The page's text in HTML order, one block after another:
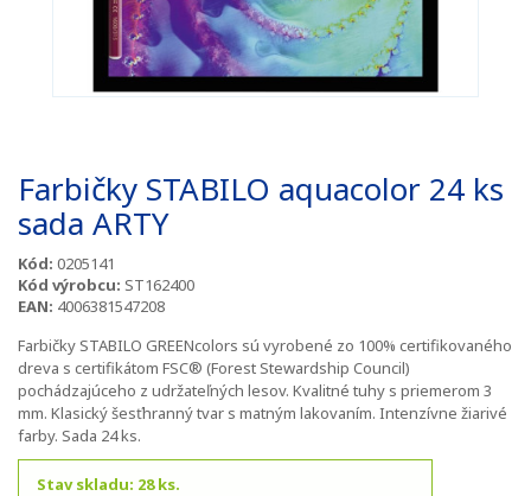
Farbičky STABILO aquacolor 24 ks
sada ARTY
Kód: 0205141
Kód výrobcu: ST162400
EAN: 4006381547208
Farbičky STABILO GREENcolors sú vyrobené zo 100% certifikovaného
dreva s certifikátom FSC® (Forest Stewardship Council)
pochádzajúceho z udržateľných lesov. Kvalitné tuhy s priemerom 3
mm. Klasický šesťhranný tvar s matným lakovaním. Intenzívne žiarivé
farby. Sada 24 ks.
Stav skladu: 28 ks.